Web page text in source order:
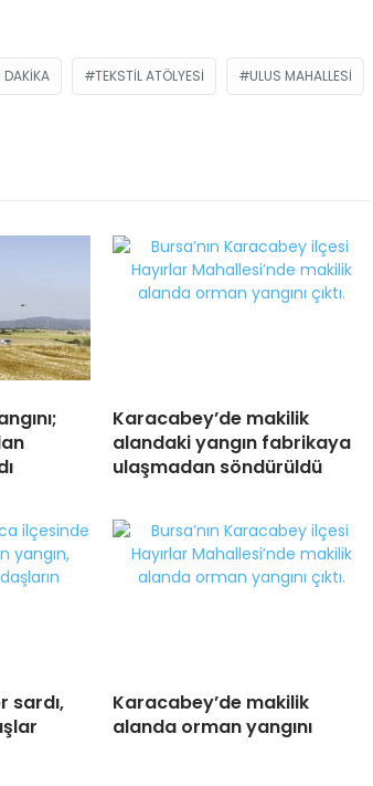
DAKIKA TEKSTIL ATÖLYESI ULUS MAHALLESI
Karacabey’de makilik
alandaki yangın fabrikaya
ulaşmadan söndürüldü
sardı,
Karacabey’de makilik
alanda orman yangını